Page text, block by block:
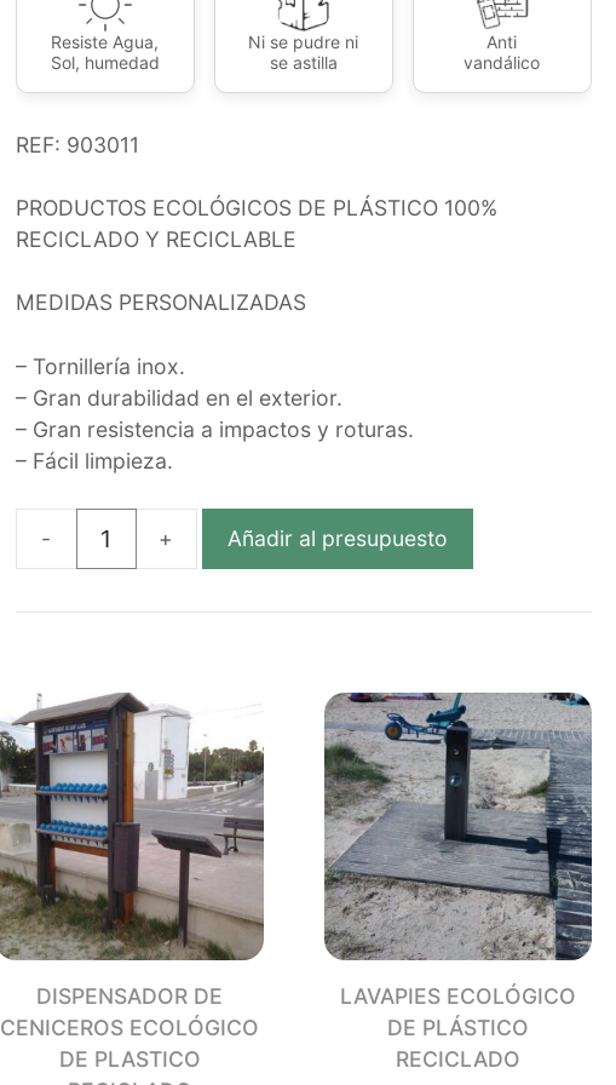
Resiste Agua,
Sol, humedad
Ni se pudre ni
se astilla
Anti
vandálico
REF: 903011
PRODUCTOS ECOLÓGICOS DE PLÁSTICO 100%
RECICLADO Y RECICLABLE
MEDIDAS PERSONALIZADAS
– Tornillería inox.
– Gran durabilidad en el exterior.
– Gran resistencia a impactos y roturas.
– Fácil limpieza.
CAMBIADOR
DE
cantidad
Añadir al presupuesto
DISPENSADOR DE
CENICEROS ECOLÓGICO
DE PLASTICO
LAVAPIES ECOLÓGICO
DE PLÁSTICO
RECICLADO